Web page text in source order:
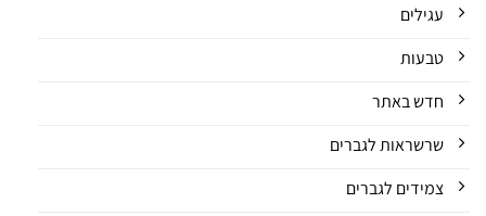
עגילים
טבעות
חדש באתר
שרשראות לגברים
צמידים לגברים